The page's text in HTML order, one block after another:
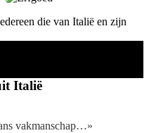
die van Italië en zijn
Italië
vakmanschap…»